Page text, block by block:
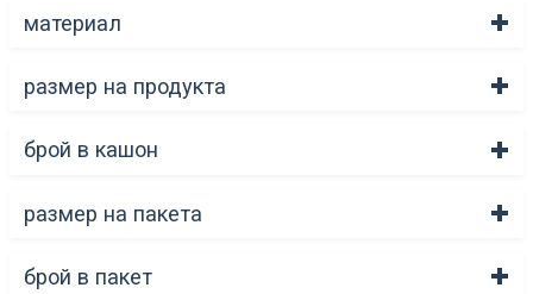
материал
размер на продукта
брой в кашон
размер на пакета
брой в пакет